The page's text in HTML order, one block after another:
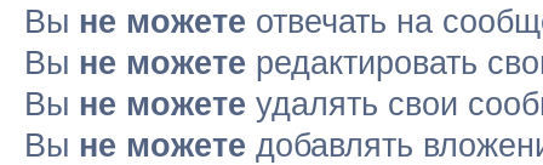
Вы не можете отвечать на
Вы не можете редактировать
Вы не можете удалять свои
Вы не можете добавлять